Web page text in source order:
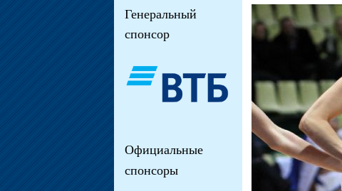
Генеральный
спонсор
Официальные
спонсоры